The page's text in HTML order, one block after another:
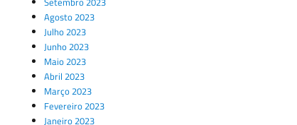
Agosto 2023
Julho 2023
Junho 2023
Maio 2023
Abril 2023
Março 2023
Fevereiro 2023
Janeiro 2023